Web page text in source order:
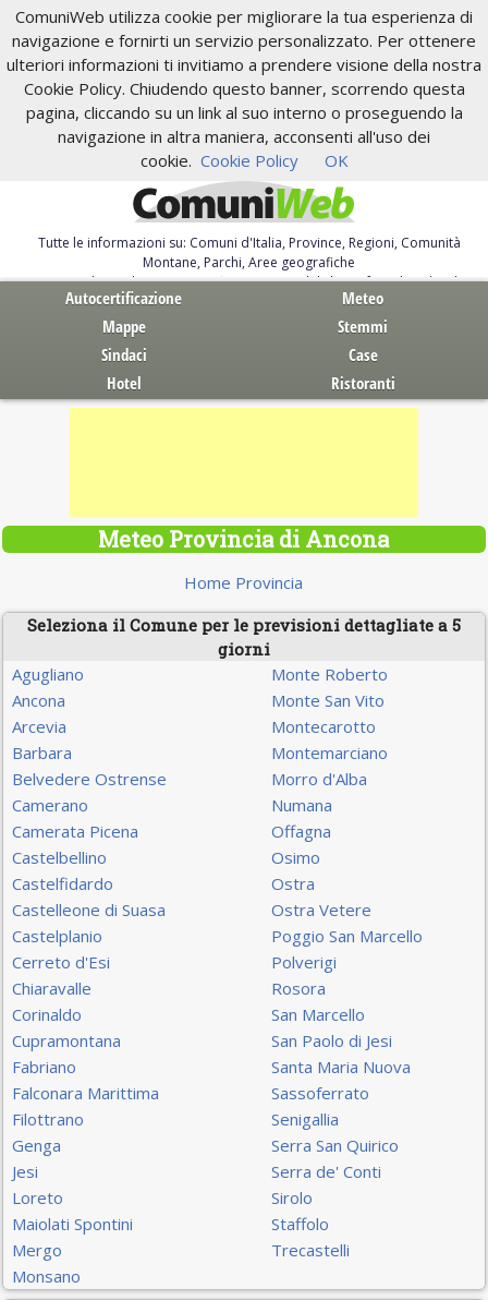
ComuniWeb utilizza cookie per migliorare la tua esperienza di
navigazione e fornirti un servizio personalizzato. Per ottenere
ulteriori informazioni ti invitiamo a prendere visione della nostra
Cookie Policy. Chiudendo questo banner, scorrendo questa
pagina, cliccando su un link al suo interno o proseguendo la
navigazione in altra maniera, acconsenti all'uso dei
cookie. Cookie Policy OK
Tutte le informazioni su: Comuni d'Italia, Province, Regioni, Comunità
Montane, Parchi, Aree geografiche
Servizi al Cittadino. Autocertificazione, moduli, leggi, free download
Autocertificazione
Meteo
Mappe
Stemmi
Sindaci
Case
Hotel
Ristoranti
Meteo Provincia di Ancona
Home Provincia
Seleziona il Comune per le previsioni dettagliate a 5
giorni
Agugliano
Ancona
Arcevia
Barbara
Belvedere Ostrense
Camerano
Camerata Picena
Castelbellino
Castelfidardo
Castelleone di Suasa
Castelplanio
Cerreto d'Esi
Chiaravalle
Corinaldo
Cupramontana
Fabriano
Falconara Marittima
Filottrano
Genga
Jesi
Loreto
Maiolati Spontini
Mergo
Monsano
Monte Roberto
Monte San Vito
Montecarotto
Montemarciano
Morro d'Alba
Numana
Offagna
Osimo
Ostra
Ostra Vetere
Poggio San Marcello
Polverigi
Rosora
San Marcello
San Paolo di Jesi
Santa Maria Nuova
Sassoferrato
Senigallia
Serra San Quirico
Serra de' Conti
Sirolo
Staffolo
Trecastelli